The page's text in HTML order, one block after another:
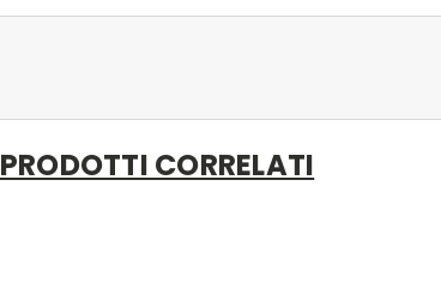
PRODOTTI CORRELATI